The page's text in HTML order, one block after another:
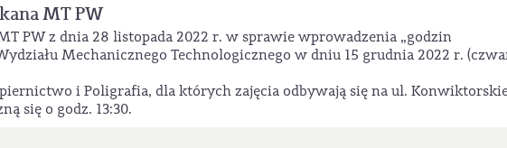
MT PW
PW z dnia 28 listopada 2022 r. w sprawie wprowadzenia „godzin
Mechanicznego Technologicznego w dniu 15 grudnia 2022 r.
i Poligrafia, dla których zajęcia odbywają się na ul.
się o godz. 13:30.